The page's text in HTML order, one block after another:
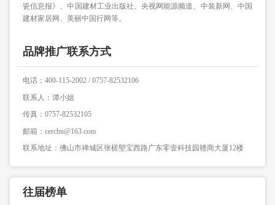
瓷信息报》、中国建材工业出版社、央视网能源频道、中装新网、中国
建材家居网、美丽中国行网等。
品牌推广联系方式
电话：400-115-2002 / 0757-82532106
联系人：谭小姐
传真：0757-82532105
邮箱：cerchn@163.com
联系地址：佛山市禅城区张槎塱宝西路广东零壹科技园赣商大厦12楼
往届榜单